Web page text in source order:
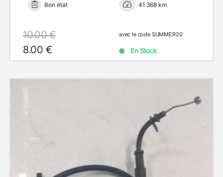
Bon état 41 368 km
10.00 €
8.00 €
avec le code SUMMER20
En Stock